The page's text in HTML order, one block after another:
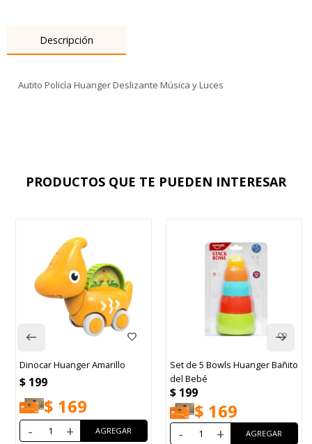
Descripción
Autito Policía Huanger Deslizante Música y Luces
PRODUCTOS QUE TE PUEDEN INTERESAR
Dinocar Huanger Amarillo
$ 199
$ 169
- +
Set de 5 Bowls Huanger Bañito
del Bebé
$ 199
$ 169
- +